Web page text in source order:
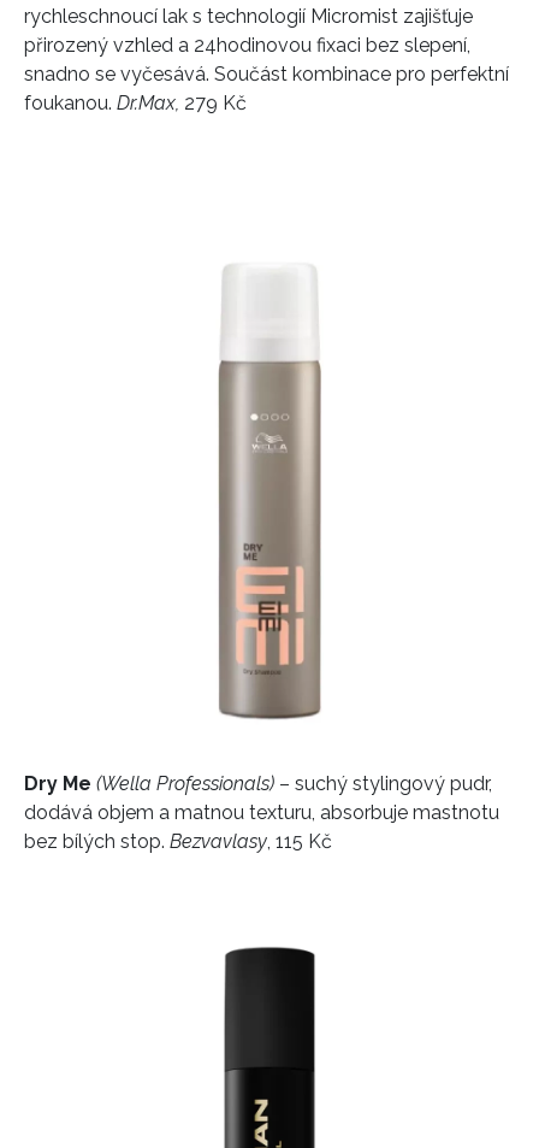
rychleschnoucí lak s technologií Micromist zajišťuje
přirozený vzhled a 24hodinovou fixaci bez slepení,
snadno se vyčesává. Součást kombinace pro perfektní
foukanou. Dr.Max, 279 Kč
Dry Me (Wella Professionals) – suchý stylingový pudr,
dodává objem a matnou texturu, absorbuje mastnotu
bez bílých stop. Bezvavlasy, 115 Kč